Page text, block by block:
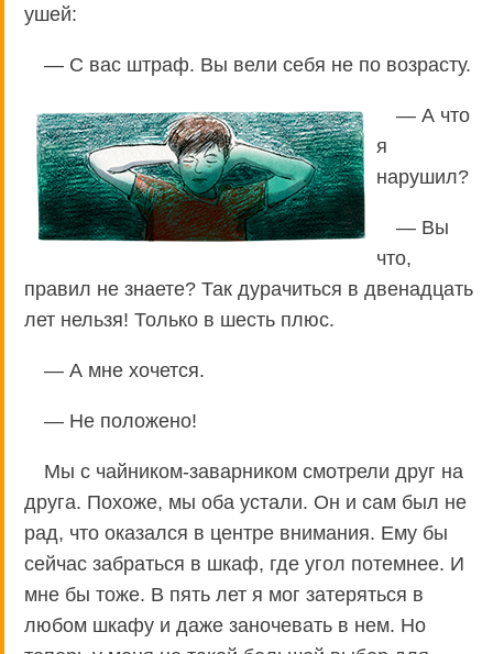
ушей:
— С вас штраф. Вы вели себя не по возрасту.
— А что
я
нарушил?
— Вы
что,
правил не знаете? Так дурачиться в двенадцать
лет нельзя! Только в шесть плюс.
— А мне хочется.
— Не положено!
Мы с чайником-заварником смотрели друг на
друга. Похоже, мы оба устали. Он и сам был не
рад, что оказался в центре внимания. Ему бы
сейчас забраться в шкаф, где угол потемнее. И
мне бы тоже. В пять лет я мог затеряться в
любом шкафу и даже заночевать в нем. Но